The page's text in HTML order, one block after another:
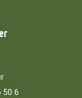
50 6